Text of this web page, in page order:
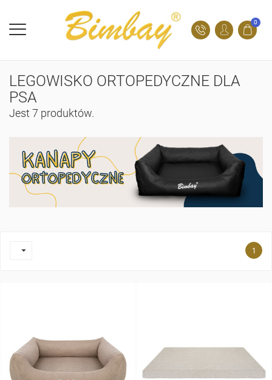
0
LEGOWISKO ORTOPEDYCZNE DLA
PSA
Jest 7 produktów.
 1